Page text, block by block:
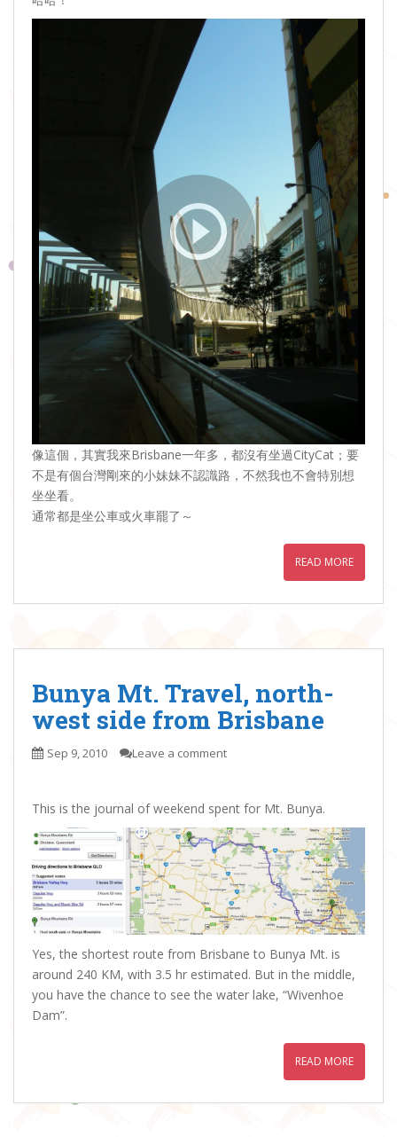
像這個，其實我來Brisbane一年多，都沒有坐過CityCat；要
不是有個台灣剛來的小妹妹不認識路，不然我也不會特別想
坐坐看。
通常都是坐公車或火車罷了～
READ MORE
Bunya Mt. Travel, north-
west side from Brisbane
Sep 9, 2010 Leave a comment
This is the journal of weekend spent for Mt. Bunya.
Yes, the shortest route from Brisbane to Bunya Mt. is
around 240 KM, with 3.5 hr estimated. But in the middle,
you have the chance to see the water lake, “Wivenhoe
Dam”.
READ MORE